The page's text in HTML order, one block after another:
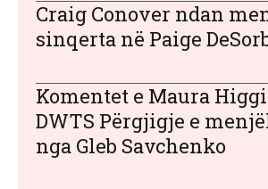
Craig Conover ndan
sinqerta në Paige
Komentet e Maura
DWTS Përgjigje e
nga Gleb Savchenko